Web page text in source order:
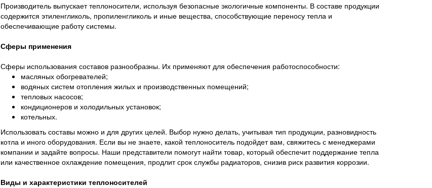
Производитель выпускает теплоносители, используя безопасные экологичные компоненты. В составе продукции
содержится этиленгликоль, пропиленгликоль и иные вещества, способствующие переносу тепла и
обеспечивающие работу системы.
Сферы применения
Сферы использования составов разнообразны. Их применяют для обеспечения работоспособности:
масляных обогревателей;
водяных систем отопления жилых и производственных помещений;
тепловых насосов;
кондиционеров и холодильных установок;
котельных.
Использовать составы можно и для других целей. Выбор нужно делать, учитывая тип продукции, разновидность
котла и иного оборудования. Если вы не знаете, какой теплоноситель подойдет вам, свяжитесь с менеджерами
компании и задайте вопросы. Наши представители помогут найти товар, который обеспечит поддержание тепла
или качественное охлаждение помещения, продлит срок службы радиаторов, снизив риск развития коррозии.
Виды и характеристики теплоносителей